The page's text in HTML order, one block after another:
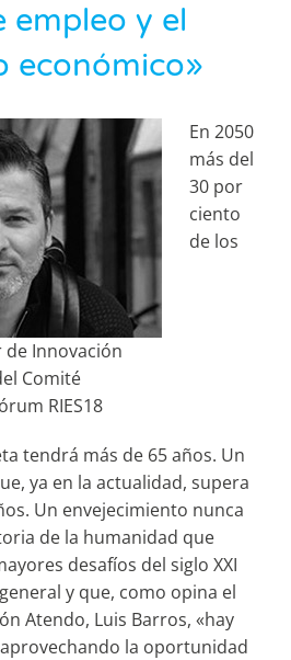
empleo y el
económico»
Innovación
Comité
RIES18
En 2050
más del
30 por
ciento
de los
tendrá más de 65 años. Un
ya en la actualidad, supera
Un envejecimiento nunca
de la humanidad que
desafíos del siglo XXI
y que, como opina el
Atendo, Luis Barros, «hay
la oportunidad